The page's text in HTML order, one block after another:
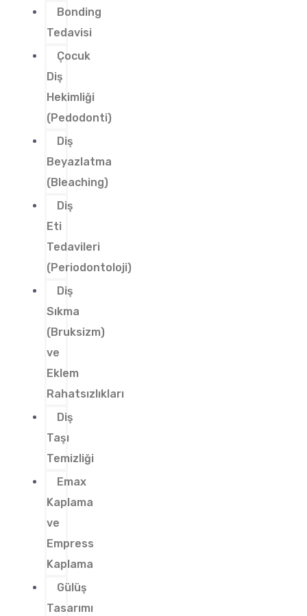
Bonding
Tedavisi
Çocuk
Diş
Hekimliği
(Pedodonti)
Diş
Beyazlatma
(Bleaching)
Diş
Eti
Tedavileri
(Periodontoloji)
Diş
Sıkma
(Bruksizm)
ve
Eklem
Rahatsızlıkları
Diş
Taşı
Temizliği
Emax
Kaplama
ve
Empress
Kaplama
Gülüş
Tasarımı